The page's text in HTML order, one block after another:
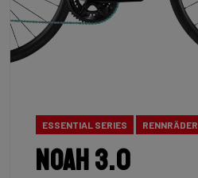
ESSENTIAL SERIES RENNRÄDER
Noah 3.0